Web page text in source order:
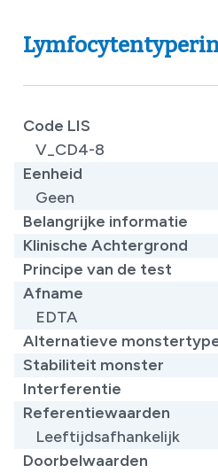
Code LIS
V_CD4-8
Eenheid
Geen
Belangrijke informatie
Klinische Achtergrond
Principe van de test
Afname
EDTA
Alternatieve
Stabiliteit monster
Interferentie
Referentiewaarden
Leeftijdsafhankelijk
Doorbelwaarden